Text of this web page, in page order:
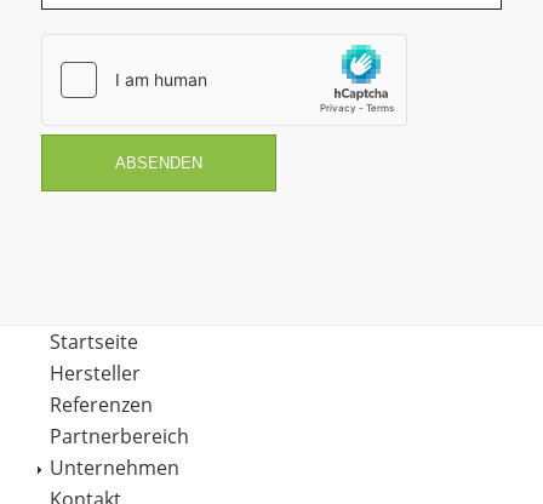
ABSENDEN
Startseite
Hersteller
Referenzen
Partnerbereich
Unternehmen